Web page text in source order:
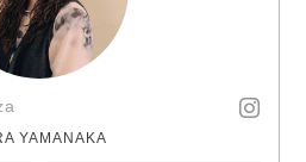
YAMANAKA